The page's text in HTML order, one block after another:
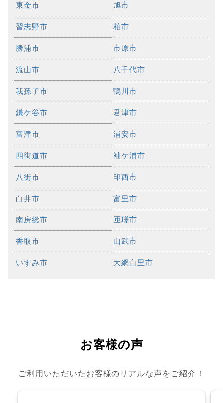
東金市 旭市
習志野市 柏市
勝浦市 市原市
流山市 八千代市
我孫子市 鴨川市
鎌ケ谷市 君津市
富津市 浦安市
四街道市 袖ケ浦市
八街市 印西市
白井市 富里市
南房総市 匝瑳市
香取市 山武市
いすみ市 大網白里市
お客様の声
ご利用いただいたお客様のリアルな声をご紹介！